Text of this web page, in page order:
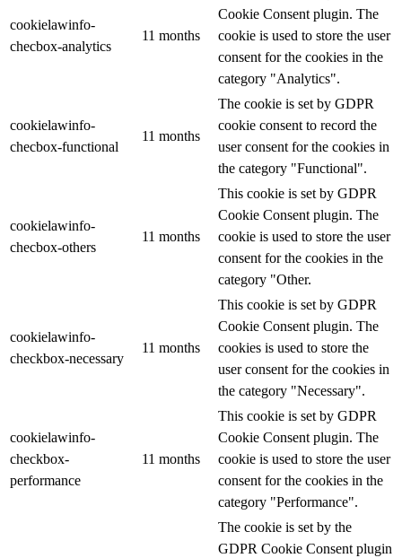
cookielawinfo-
checbox-analytics
11 months
Cookie Consent plugin. The
cookie is used to store the user
consent for the cookies in the
category "Analytics".
cookielawinfo-
checbox-functional
11 months
The cookie is set by GDPR
cookie consent to record the
user consent for the cookies in
the category "Functional".
cookielawinfo-
checbox-others
11 months
This cookie is set by GDPR
Cookie Consent plugin. The
cookie is used to store the user
consent for the cookies in the
category "Other.
cookielawinfo-
checkbox-necessary
11 months
This cookie is set by GDPR
Cookie Consent plugin. The
cookies is used to store the
user consent for the cookies in
the category "Necessary".
cookielawinfo-
checkbox-
performance
11 months
This cookie is set by GDPR
Cookie Consent plugin. The
cookie is used to store the user
consent for the cookies in the
category "Performance".
The cookie is set by the
GDPR Cookie Consent plugin